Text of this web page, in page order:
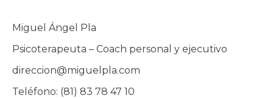
Miguel Ángel Pla
Psicoterapeuta – Coach personal y ejecutivo
direccion@miguelpla.com
Teléfono: (81) 83 78 47 10